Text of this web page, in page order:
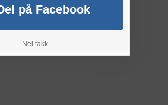
på Facebook
Nei takk